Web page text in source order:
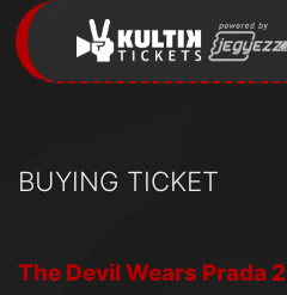
BUYING TICKET
The Devil Wears Prada 2